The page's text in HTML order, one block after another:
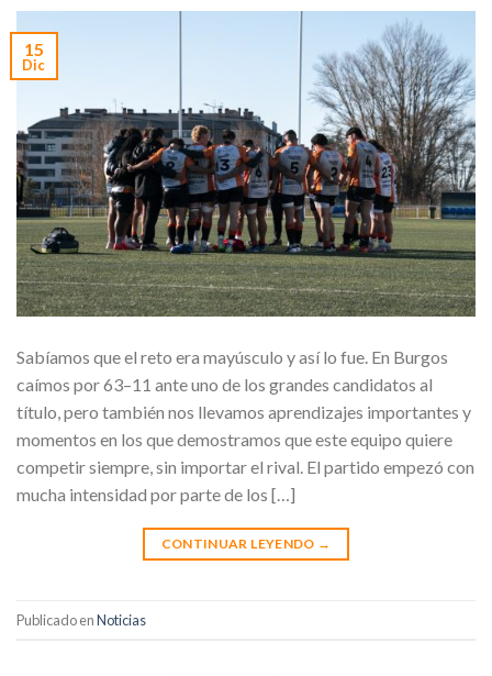
15
Dic
Sabíamos que el reto era mayúsculo y así lo fue. En Burgos
caímos por 63–11 ante uno de los grandes candidatos al
título, pero también nos llevamos aprendizajes importantes y
momentos en los que demostramos que este equipo quiere
competir siempre, sin importar el rival. El partido empezó con
mucha intensidad por parte de los […]
CONTINUAR LEYENDO →
Publicado enNoticias